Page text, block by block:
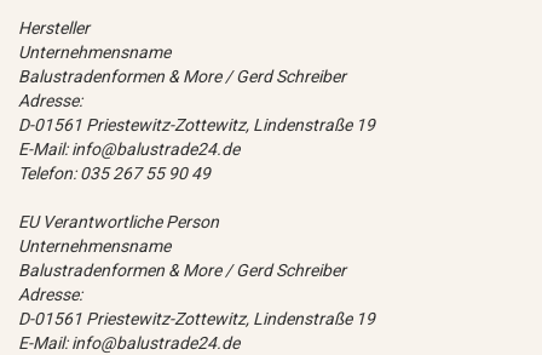
Hersteller
Unternehmensname
Balustradenformen & More / Gerd Schreiber
Adresse:
D-01561 Priestewitz-Zottewitz, Lindenstraße 19
E-Mail: info@balustrade24.de
Telefon: 035 267 55 90 49
EU Verantwortliche Person
Unternehmensname
Balustradenformen & More / Gerd Schreiber
Adresse:
D-01561 Priestewitz-Zottewitz, Lindenstraße 19
E-Mail: info@balustrade24.de